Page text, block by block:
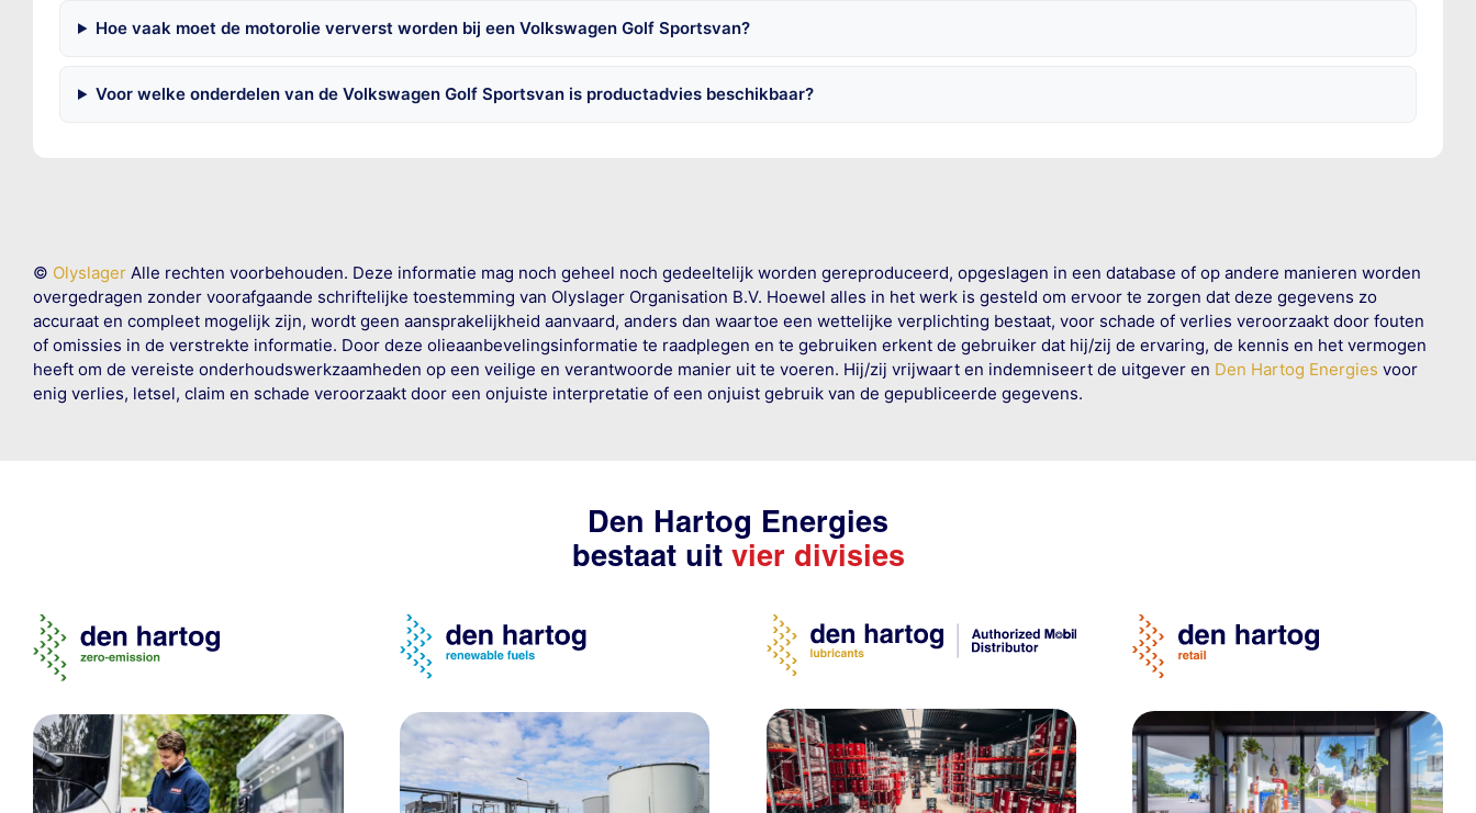
Hoe vaak moet de motorolie ververst worden bij een Volkswagen Golf Sportsvan?
Voor welke onderdelen van de Volkswagen Golf Sportsvan is productadvies beschikbaar?
© OlyslagerAlle rechten voorbehouden. Deze informatie mag noch geheel noch gedeeltelijk worden gereproduceerd, opgeslagen in een database of op andere manieren worden
overgedragen zonder voorafgaande schriftelijke toestemming van Olyslager Organisation B.V. Hoewel alles in het werk is gesteld om ervoor te zorgen dat deze gegevens zo
accuraat en compleet mogelijk zijn, wordt geen aansprakelijkheid aanvaard, anders dan waartoe een wettelijke verplichting bestaat, voor schade of verlies veroorzaakt door fouten
of omissies in de verstrekte informatie. Door deze olieaanbevelingsinformatie te raadplegen en te gebruiken erkent de gebruiker dat hij/zij de ervaring, de kennis en het vermogen
heeft om de vereiste onderhoudswerkzaamheden op een veilige en verantwoorde manier uit te voeren. Hij/zij vrijwaart en indemniseert de uitgever en Den Hartog Energies voor
enig verlies, letsel, claim en schade veroorzaakt door een onjuiste interpretatie of een onjuist gebruik van de gepubliceerde gegevens.
Den Hartog Energies
bestaat uit vier divisies